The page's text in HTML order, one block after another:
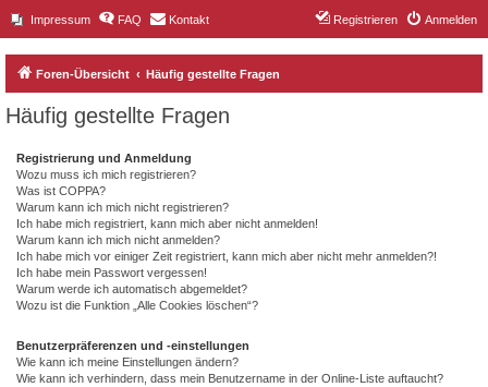
Impressum FAQ Kontakt Anmelden
Registrieren
Foren-Übersicht Häufig gestellte Fragen
Häufig gestellte Fragen
Registrierung und Anmeldung
Wozu muss ich mich registrieren?
Was ist COPPA?
Warum kann ich mich nicht registrieren?
Ich habe mich registriert, kann mich aber nicht anmelden!
Warum kann ich mich nicht anmelden?
Ich habe mich vor einiger Zeit registriert, kann mich aber nicht mehr anmelden?!
Ich habe mein Passwort vergessen!
Warum werde ich automatisch abgemeldet?
Wozu ist die Funktion „Alle Cookies löschen“?
Benutzerpräferenzen und -einstellungen
Wie kann ich meine Einstellungen ändern?
Wie kann ich verhindern, dass mein Benutzername in der Online-Liste auftaucht?